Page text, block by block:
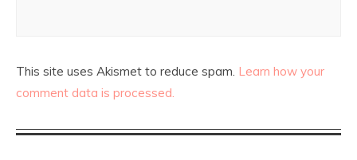
This site uses Akismet to reduce spam. Learn how your
comment data is processed.